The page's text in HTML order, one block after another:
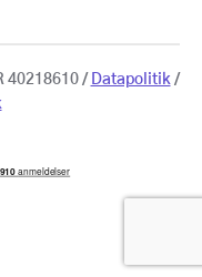
40218610 / Datapolitik/